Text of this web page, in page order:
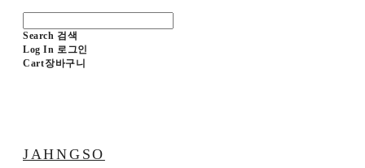
Search 검색
Log In 로그인
Cart장바구니
JAHNGSO